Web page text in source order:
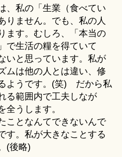
、私の「生業（食べてい
りません。でも、私の人
ます。むしろ、「本当の
で生活の糧を得ていて
いと思っています。私が
ムは他の人とは違い、修
ようです。(笑) だから私
る範囲内で工夫しなが
全うします。
ことなんてできないんで
す。私が大きなことする
(後略)